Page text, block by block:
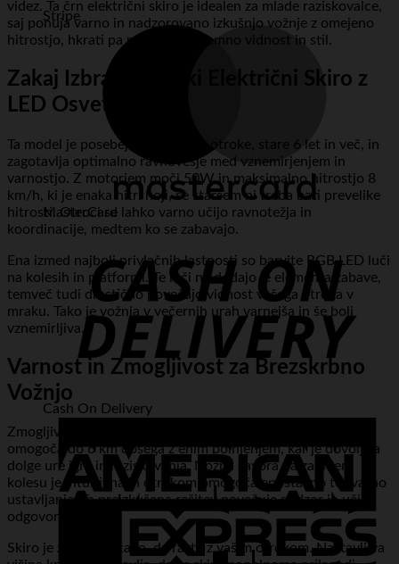
Stripe
MasterCard
Cash On Delivery
videz. Ta črn električni skiro je idealen za mlade raziskovalce,
saj ponuja varno in nadzorovano izkušnjo vožnje z omejeno
hitrostjo, hkrati pa poskrbi za izjemno vidnost in stil.
Zakaj Izbrati Otroški Električni Skiro z
LED Osvetlitvijo?
Ta model je posebej zasnovan za otroke, stare 6 let in več, in
zagotavlja optimalno ravnovesje med vznemirjenjem in
varnostjo. Z motorjem moči 50W in maksimalno hitrostjo 8
km/h, ki je enaka hitri hoji, se staršem ni treba bati prevelike
hitrosti. Otroci se lahko varno učijo ravnotežja in
koordinacije, medtem ko se zabavajo.
Ena izmed najbolj privlačnih lastnosti so barvite RGB LED luči
na kolesih in platformi. Te luči ne dodajo le elementa zabave,
temveč tudi drastično povečajo vidnost vašega otroka v
mraku. Tako je vožnja v večernih urah varnejša in še bolj
vznemirljiva.
Varnost in Zmogljivost za Brezskrbno
Vožnjo
Zmogljiva litij-ionska baterija s kapaciteto 2600 mAh
omogoča do 6 km dosega z enim polnjenjem, kar je dovolj za
dolge ure igre in raziskovanja. Nožna zavora na zadnjem
kolesu je intuitivna in otrokom omogoča enostavno ter varno
ustavljanje. Ta preizkušena rešitev povečuje nadzor in uči
odgovorne vožnje.
Skiro je zasnovan tako, da raste z vašim otrokom. Nastavljiva